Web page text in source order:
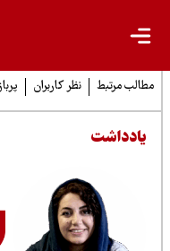
مرتبط نظر کاربران پربازدیدها